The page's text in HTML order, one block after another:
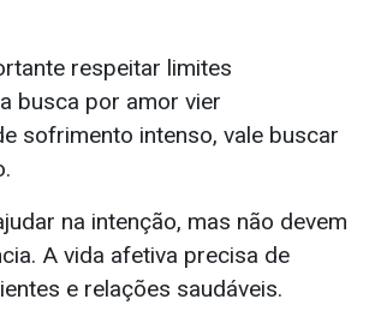
respeitar limites
busca por amor vier
sofrimento intenso, vale buscar
na intenção, mas não devem
A vida afetiva precisa de
e relações saudáveis.